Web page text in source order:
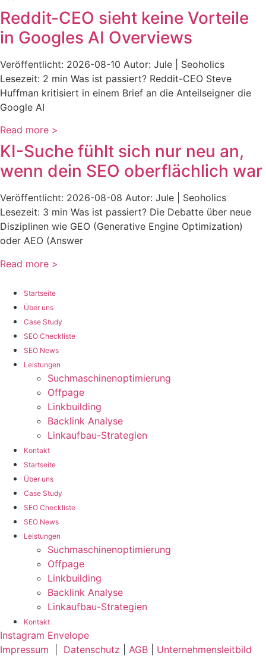
Reddit-CEO sieht keine Vorteile
in Googles AI Overviews
Veröffentlicht: 2026-08-10 Autor: Jule | Seoholics
Lesezeit: 2 min Was ist passiert? Reddit-CEO Steve
Huffman kritisiert in einem Brief an die Anteilseigner die
Google AI
Read more >
KI-Suche fühlt sich nur neu an,
wenn dein SEO oberflächlich war
Veröffentlicht: 2026-08-08 Autor: Jule | Seoholics
Lesezeit: 3 min Was ist passiert? Die Debatte über neue
Disziplinen wie GEO (Generative Engine Optimization)
oder AEO (Answer
Read more >
Startseite
Über uns
Case Study
SEO Checkliste
SEO News
Leistungen
Suchmaschinenoptimierung
Offpage
Linkbuilding
Backlink Analyse
Linkaufbau-Strategien
Kontakt
Startseite
Über uns
Case Study
SEO Checkliste
SEO News
Leistungen
Suchmaschinenoptimierung
Offpage
Linkbuilding
Backlink Analyse
Linkaufbau-Strategien
Kontakt
Instagram Envelope
Impressum
Datenschutz AGB Unternehmensleitbild